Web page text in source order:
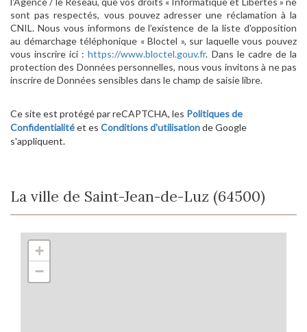
sont pas respectés, vous pouvez adresser une réclamation à la
CNIL. Nous vous informons de l’existence de la liste d'opposition
au démarchage téléphonique « Bloctel », sur laquelle vous pouvez
vous inscrire ici :https://www.bloctel.gouv.fr. Dans le cadre de la
protection des Données personnelles, nous vous invitons à ne pas
inscrire de Données sensibles dans le champ de saisie libre.
Ce site est protégé par reCAPTCHA, les Politiques de
Confidentialitéet es Conditions d'utilisationde Google
s'appliquent.
La ville de Saint-Jean-de-Luz (64500)
+
−